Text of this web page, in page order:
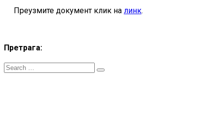
Преузмите документ клик на линк.
Претрага: